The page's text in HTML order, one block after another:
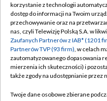
Abonament TVP
Emisja w TVP
Centrum informacji TVP
Naziemna Telewizja
korzystanie z technologii
dostęp do informacji na Twoim
przechowywanie oraz na
nas, czyli Telewizję Polską S.A. w
Zaufanych Partnerów z IAB* (1201
Partnerów TVP (93 firm), w celach
zautomatyzowanego dopasowania
mierzenia ich skuteczności) i
także zgody na udostępnianie przez
Twoje dane osobowe zbierane